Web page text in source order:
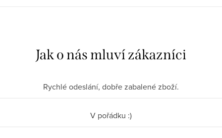
Rychlé odeslání, dobře zabalené zboží.
V pořádku :)